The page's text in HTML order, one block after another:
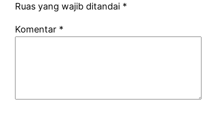
Ruas yang wajib ditandai *
Komentar *